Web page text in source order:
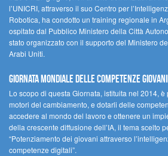
l’UNICRI, attraverso il suo Centro per
Robotica, ha condotto un training regionale in
ospitato dal Pubblico Ministero della Città
stato organizzato con il supporto del Ministero
Arabi Uniti.
Giornata Mondiale delle Competenze
Lo scopo di questa Giornata, istituita nel 2014,
motori del cambiamento, e dotarli delle
accedere al mondo del lavoro e ottenere un
della crescente diffusione dell’IA, il tema scelto
“Potenziamento dei giovani attraverso
competenze digitali”.